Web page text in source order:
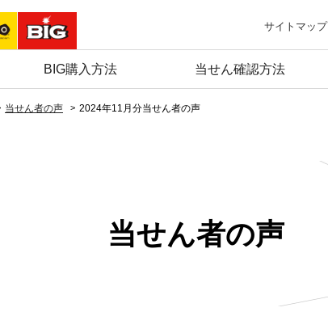
サイトマップ
BIG購入方法 当せん確認方法
当せん者の声 2024年11月分当せん者の声
当せん者の声